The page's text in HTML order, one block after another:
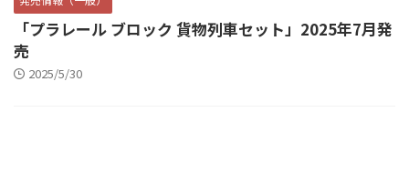
「プラレール ブロック 貨物列車セット」2025年7月発
売
2025/5/30